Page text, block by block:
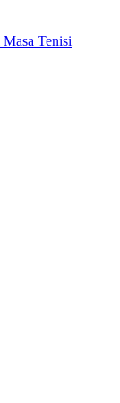
Masa Tenisi